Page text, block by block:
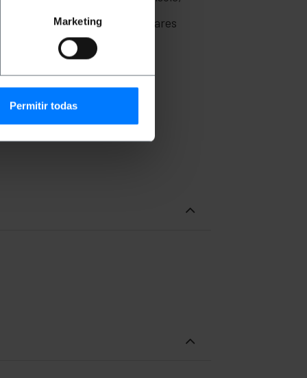
Marketing
Permitir todas
a internet via banda larga.
de vídeo. Projetados com pares
mais exigentes. .